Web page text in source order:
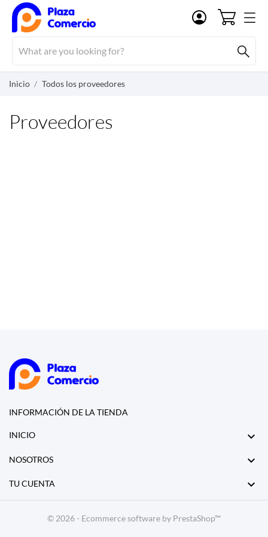
Inicio Todos los proveedores
Proveedores
INFORMACIÓN DE LA TIENDA
INICIO 
NOSOTROS 
TU CUENTA 
© 2026 - Ecommerce software by PrestaShop™